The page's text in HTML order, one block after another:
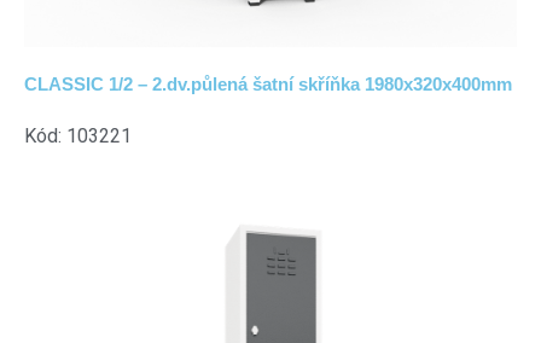
CLASSIC 1/2 – 2.dv.půlená šatní skříňka 1980x320x400mm
Kód: 103221